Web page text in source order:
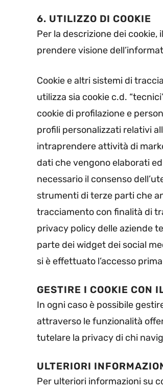
6. UTILIZZO DI COOKIE
Per la descrizione dei
prendere visione
Cookie e altri sistemi di
utilizza sia cookie c.d.
cookie di profilazione e
profili personalizzati relativi
intraprendere attività di
dati che vengono elaborati
necessario il consenso
strumenti di terze parti che
tracciamento con finalità di
privacy policy delle aziende
parte dei widget dei social
si è effettuato l’accesso
GESTIRE I COOKIE CON
In ogni caso è possibile
attraverso le funzionalità
tutelare la privacy di chi
ULTERIORI
Per ulteriori informazioni su